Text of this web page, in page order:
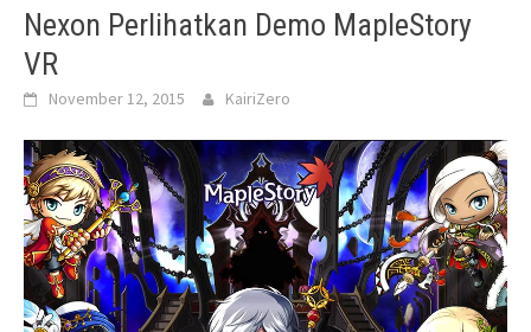
Nexon Perlihatkan Demo MapleStory
VR
November 12, 2015 KairiZero